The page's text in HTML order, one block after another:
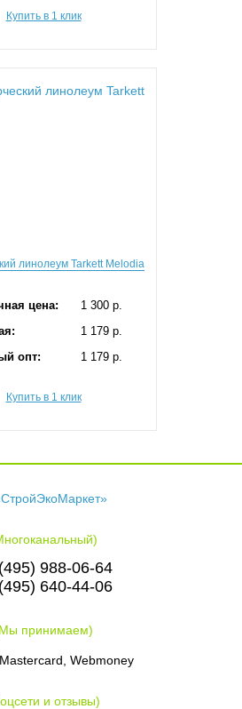
Купить в 1 клик
линолеум Tarkett Melodia
цена:
1 300 p.
1 179 p.
опт:
1 179 p.
Купить в 1 клик
988-06-64
640-44-06
принимаем)
и отзывы)